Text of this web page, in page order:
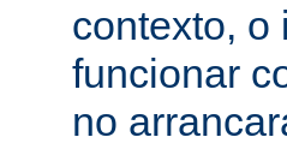
contexto, o
funcionar
no